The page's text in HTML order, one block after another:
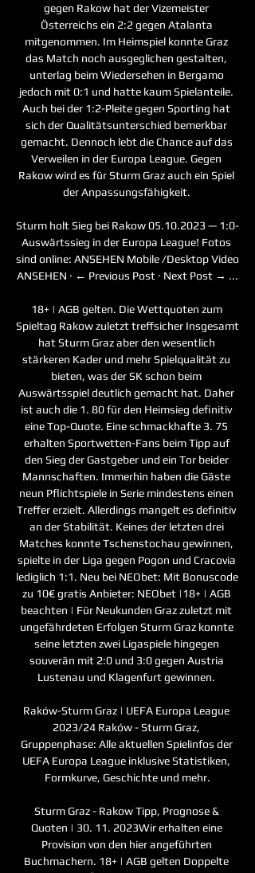
gegen Rakow hat der Vizemeister
Österreichs ein 2:2 gegen Atalanta
mitgenommen. Im Heimspiel konnte Graz
das Match noch ausgeglichen gestalten,
unterlag beim Wiedersehen in Bergamo
jedoch mit 0:1 und hatte kaum Spielanteile.
Auch bei der 1:2-Pleite gegen Sporting hat
sich der Qualitätsunterschied bemerkbar
gemacht. Dennoch lebt die Chance auf das
Verweilen in der Europa League. Gegen
Rakow wird es für Sturm Graz auch ein Spiel
der Anpassungsfähigkeit.
Sturm holt Sieg bei Rakow 05.10.2023 — 1:0-
Auswärtssieg in der Europa League! Fotos
sind online: ANSEHEN Mobile /Desktop Video
ANSEHEN · ← Previous Post · Next Post → ...
18+ | AGB gelten. Die Wettquoten zum
Spieltag Rakow zuletzt treffsicher Insgesamt
hat Sturm Graz aber den wesentlich
stärkeren Kader und mehr Spielqualität zu
bieten, was der SK schon beim
Auswärtsspiel deutlich gemacht hat. Daher
ist auch die 1. 80 für den Heimsieg definitiv
eine Top-Quote. Eine schmackhafte 3. 75
erhalten Sportwetten-Fans beim Tipp auf
den Sieg der Gastgeber und ein Tor beider
Mannschaften. Immerhin haben die Gäste
neun Pflichtspiele in Serie mindestens einen
Treffer erzielt. Allerdings mangelt es definitiv
an der Stabilität. Keines der letzten drei
Matches konnte Tschenstochau gewinnen,
spielte in der Liga gegen Pogon und Cracovia
lediglich 1:1. Neu bei NEObet: Mit Bonuscode
zu 10€ gratis Anbieter: NEObet |18+ | AGB
beachten | Für Neukunden Graz zuletzt mit
ungefährdeten Erfolgen Sturm Graz konnte
seine letzten zwei Ligaspiele hingegen
souverän mit 2:0 und 3:0 gegen Austria
Lustenau und Klagenfurt gewinnen.
Raków-Sturm Graz | UEFA Europa League
2023/24 Raków - Sturm Graz,
Gruppenphase: Alle aktuellen Spielinfos der
UEFA Europa League inklusive Statistiken,
Formkurve, Geschichte und mehr.
Sturm Graz - Rakow Tipp, Prognose &
Quoten | 30. 11. 2023Wir erhalten eine
Provision von den hier angeführten
Buchmachern. 18+ | AGB gelten Doppelte